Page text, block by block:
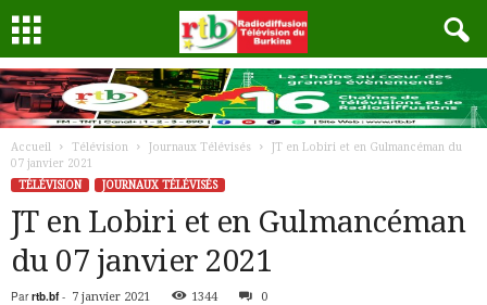
Accueil Télévision Journaux Télévisés
JT en Lobiri et en Gulmancéman du
07 janvier 2021
TÉLÉVISION
JOURNAUX TÉLÉVISÉS
JT en Lobiri et en Gulmancéman
du 07 janvier 2021
Par rtb.bf- 7 janvier 2021 1344 0